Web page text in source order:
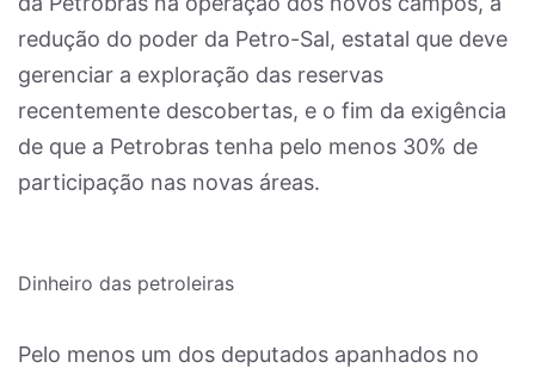
redução do poder da Petro-Sal, estatal que deve
gerenciar a exploração das reservas
recentemente descobertas, e o fim da exigência
de que a Petrobras tenha pelo menos 30% de
participação nas novas áreas.
Dinheiro das petroleiras
Pelo menos um dos deputados apanhados no